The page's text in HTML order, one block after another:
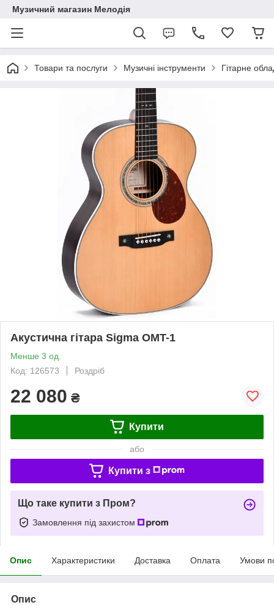
Музичний магазин Мелодія
Товари та послуги Музичні інструменти Гітарне
Акустична гітара Sigma OMT-1
Менше 3 од.
Код: 126573
Роздріб
22 080 ₴
Купити
або
Купити з
Що таке купити з Пром?
Замовлення під захистом
Опис Характеристики Доставка Оплата Умови
Опис